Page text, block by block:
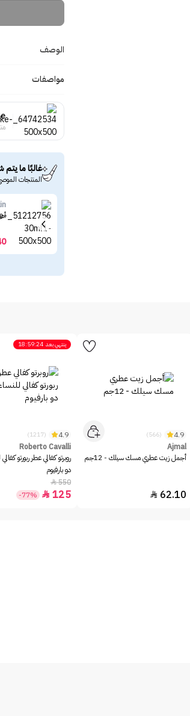
الوصف
مواصفات
غالبًا ما يتم
المنتجات
4.9
(566)
Ajmal
أجمل زيت عطري مسك سيلك - 12جم
62.10

ينتهي بعد 18:59:24
4.9
(1217)
Roberto Cavalli
روبرتو كفالي عطر ربورتو
دو بارفيوم
550

125

-77%